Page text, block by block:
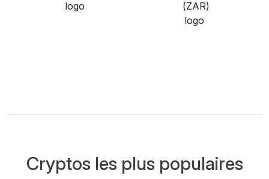
Cryptos les plus populaires